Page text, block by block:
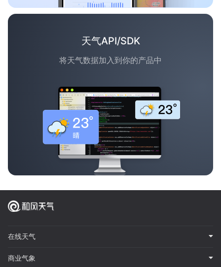
天气API/SDK
将天气数据加入到你的产品中
在线天气
商业气象